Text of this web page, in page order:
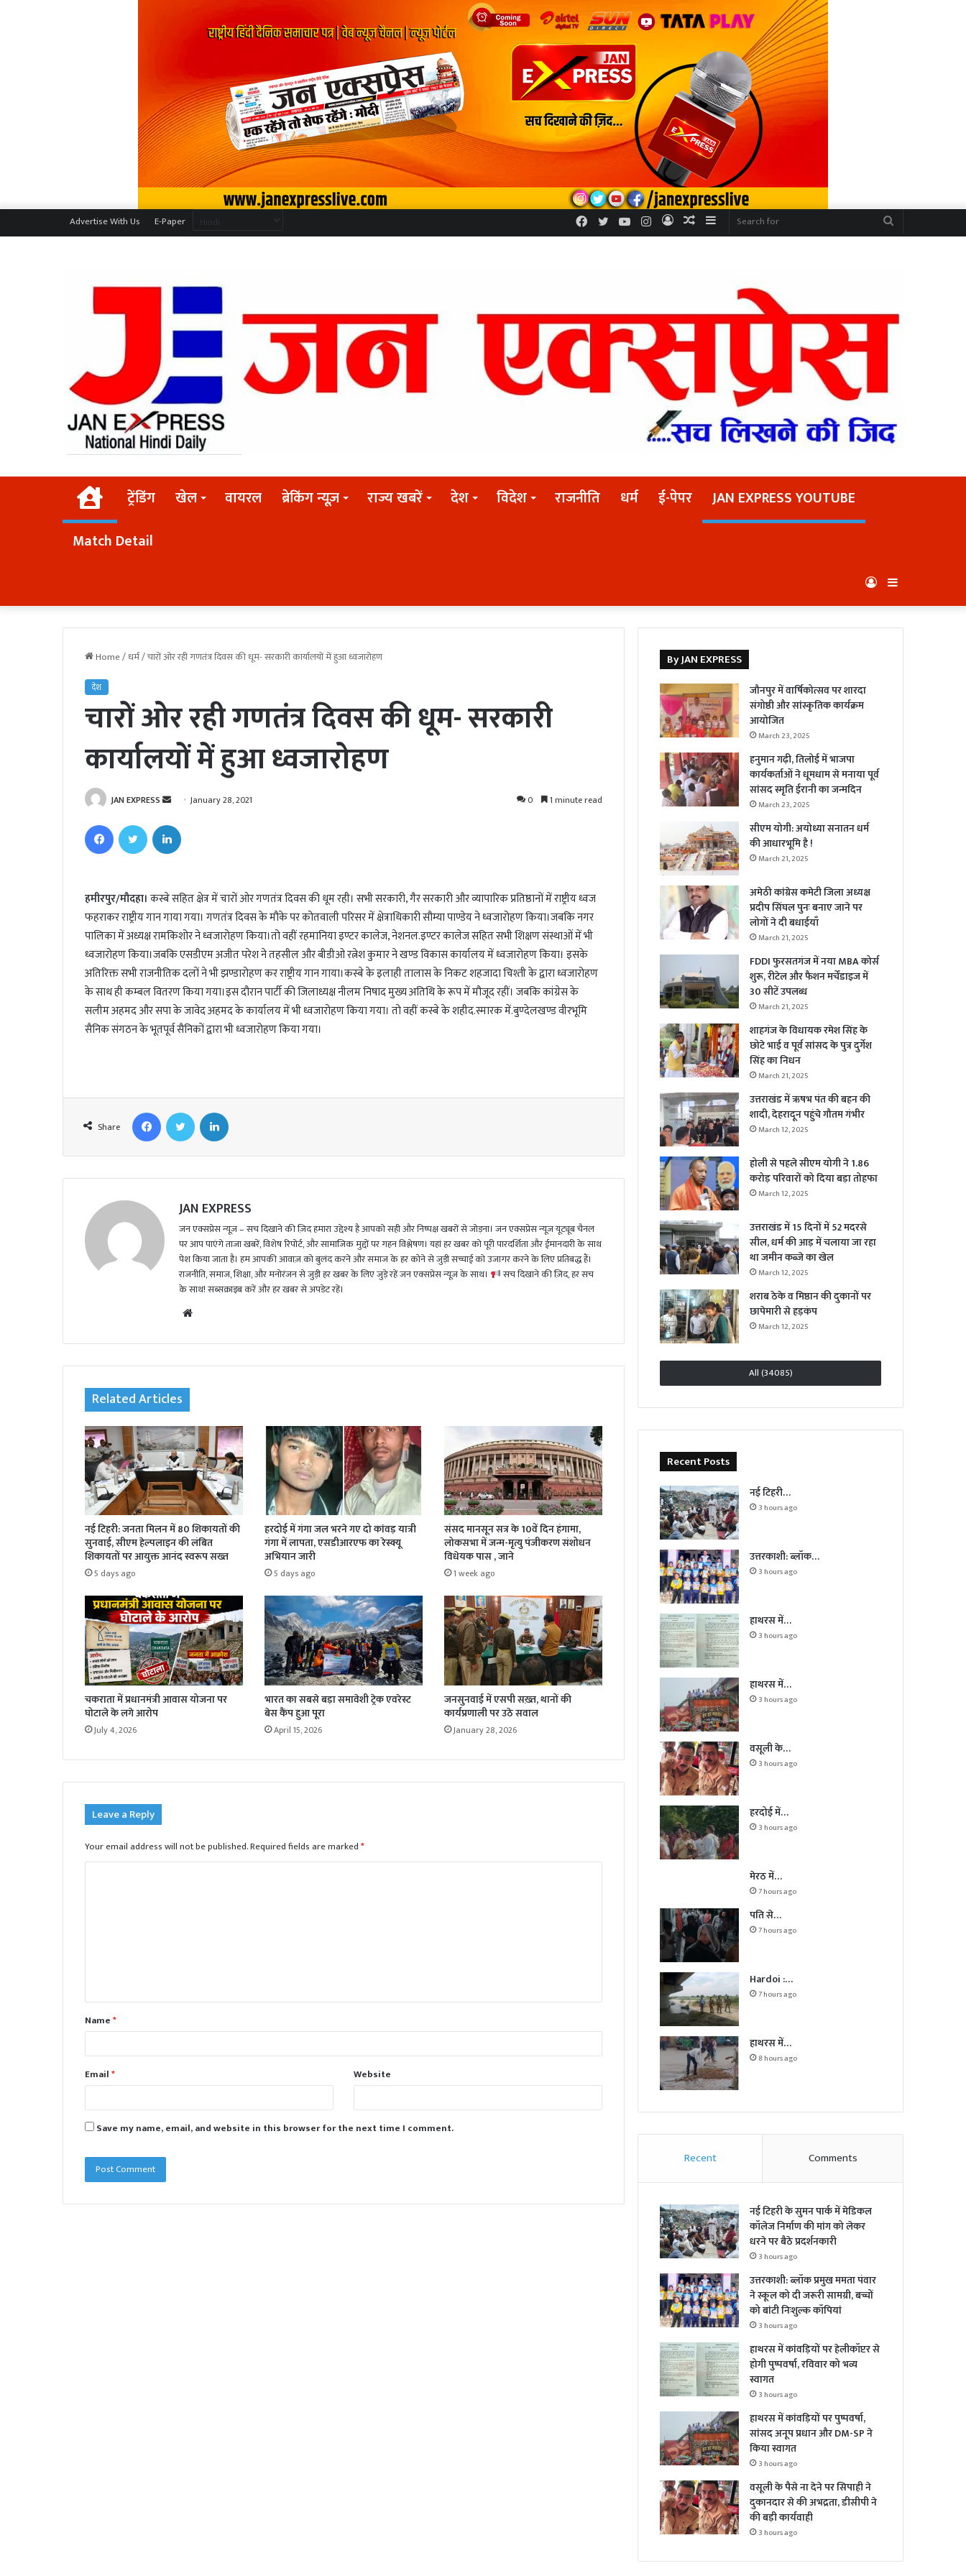
Advertise With Us E-Paper Sidebar
Random
Log
Instagram
YouTube
Twitter
Facebook
Homeट्रेंडिंग खेल वायरल ब्रेकिंग न्यूज़ राज्य खबरें देश विदेश राजनीति धर्म ई-पेपर
JAN EXPRESS YOUTUBE
Match Detail
Log
In
Home/धर्म/चारों ओर रही गणतंत्र दिवस की धूम- सरकारी कार्यालयों में हुआ ध्वजारोहण
देश
चारों ओर रही गणतंत्र दिवस की धूम- सरकारी
कार्यालयों में हुआ ध्वजारोहण
JAN EXPRESS
d
e
m
a
i
l
January 28, 2021 0 1 minute read
हमीरपुर/मौदहा। कस्बे सहित क्षेत्र में चारों ओर गणतंत्र दिवस की धूम रही। सभी सरकारी, गैर सरकारी और व्यापारिक प्रतिष्ठानों में राष्ट्रीय ध्वज
फहराकर राष्ट्रीय गान गाया गया। गणतंत्र दिवस के मौके पर कोतवाली परिसर में क्षेत्राधिकारी सौम्या पाण्डेय ने ध्वजारोहण किया।जबकि नगर
पालिका में अध्यक्ष रामकिशोर ने ध्वजारोहण किया।तो वहीं रहमानिया इण्टर कालेज, नेशनल.इण्टर कालेज सहित सभी शिक्षण संस्थाओं में भी
ध्वजारोहण किया।जबकि एसडीएम अजीत परेश ने तहसील और बीडीओ रत्नेश कुमार ने खण्ड विकास कार्यालय में ध्वजारोहण किया। इसके
अतिरिक्त सभी राजनीतिक दलों ने भी झण्डारोहण कर राष्ट्रीय गान गाया।कस्बे के इलाही तालास के निकट शहजादा चिश्ती के द्वारा ध्वजारोहण
के साथ ही कम्बल वितरण किया गया।इस दौरान पार्टी की जिलाध्यक्ष नीलम निषाद मुख्य अतिथि के रूप में मौजूद रहीं। जबकि कांग्रेस के
सलीम अहमद और सपा के जावेद अहमद के कार्यालय में भी ध्वजारोहण किया गया। तो वहीं कस्बे के शहीद.स्मारक में.बुण्देलखण्ड वीरभूमि
सैनिक संगठन के भूतपूर्व सैनिकों द्वारा भी ध्वजारोहण किया गया।
Share
JAN EXPRESS
जन एक्सप्रेस न्यूज़ – सच दिखाने की ज़िद हमारा उद्देश्य है आपको सही और निष्पक्ष खबरों से जोड़ना। जन एक्सप्रेस न्यूज़ यूट्यूब चैनल
पर आप पाएंगे ताजा खबरें, विशेष रिपोर्ट, और सामाजिक मुद्दों पर गहन विश्लेषण। यहां हर खबर को पूरी पारदर्शिता और ईमानदारी के साथ
पेश किया जाता है। हम आपकी आवाज़ को बुलंद करने और समाज के हर कोने से जुड़ी सच्चाई को उजागर करने के लिए प्रतिबद्ध हैं।
राजनीति, समाज, शिक्षा, और मनोरंजन से जुड़ी हर खबर के लिए जुड़े रहें जन एक्सप्रेस न्यूज़ के साथ।
सच दिखाने की ज़िद, हर सच
के साथ! सब्सक्राइब करें और हर खबर से अपडेट रहें।
te
Related Articles
नई टिहरी: जनता मिलन में 80 शिकायतों की
सुनवाई, सीएम हेल्पलाइन की लंबित
शिकायतों पर आयुक्त आनंद स्वरूप सख्त
5 days ago
हरदोई में गंगा जल भरने गए दो कांवड़ यात्री
गंगा में लापता, एसडीआरएफ का रेस्क्यू
अभियान जारी
5 days ago
संसद मानसून सत्र के 10वें दिन हंगामा,
लोकसभा में जन्म-मृत्यु पंजीकरण संशोधन
विधेयक पास , जाने
1 week ago
चकराता में प्रधानमंत्री आवास योजना पर
घोटाले के लगे आरोप
July 4, 2026
भारत का सबसे बड़ा समावेशी ट्रेक एवरेस्ट
बेस कैंप हुआ पूरा
April 15, 2026
जनसुनवाई में एसपी सख़्त, थानों की
कार्यप्रणाली पर उठे सवाल
January 28, 2026
Leave a Reply
Your email address will not be published.Required fields are marked*
t
*Name*
Email* Website
Save my name, email, and website in this browser for the next time I comment.
By JAN EXPRESS
जौनपुर में वार्षिकोत्सव पर शारदा
संगोष्ठी और सांस्कृतिक कार्यक्रम
आयोजित
March 23, 2025
हनुमान गढ़ी, तिलोई में भाजपा
कार्यकर्ताओं ने धूमधाम से मनाया पूर्व
सांसद स्मृति ईरानी का जन्मदिन
March 23, 2025
सीएम योगी: अयोध्या सनातन धर्म
की आधारभूमि है !
March 21, 2025
अमेठी कांग्रेस कमेटी जिला अध्यक्ष
प्रदीप सिंघल पुनः बनाए जाने पर
लोगों ने दी बधाईयाँ
March 21, 2025
FDDI फुरसतगंज में नया MBA कोर्स
शुरू, रीटेल और फैशन मर्चेंडाइज में
30 सीटें उपलब्ध
March 21, 2025
शाहगंज के विधायक रमेश सिंह के
छोटे भाई व पूर्व सांसद के पुत्र दुर्गेश
सिंह का निधन
March 21, 2025
उत्तराखंड में ऋषभ पंत की बहन की
शादी, देहरादून पहुंचे गौतम गंभीर
March 12, 2025
होली से पहले सीएम योगी ने 1.86
करोड़ परिवारों को दिया बड़ा तोहफा
March 12, 2025
उत्तराखंड में 15 दिनों में 52 मदरसे
सील, धर्म की आड़ में चलाया जा रहा
था जमीन कब्जे का खेल
March 12, 2025
शराब ठेके व मिष्ठान की दुकानों पर
छापेमारी से हड़कंप
March 12, 2025
All (34085)
Recent Posts
नई टिहरी…
3 hours ago
उत्तरकाशी: ब्लॉक…
3 hours ago
हाथरस में…
3 hours ago
हाथरस में…
3 hours ago
वसूली के…
3 hours ago
हरदोई में…
3 hours ago
मेरठ में…
7 hours ago
पति से…
7 hours ago
Hardoi :…
7 hours ago
हाथरस में…
8 hours ago
Recent Comments
नई टिहरी के सुमन पार्क में मेडिकल
कॉलेज निर्माण की मांग को लेकर
धरने पर बैठे प्रदर्शनकारी
3 hours ago
उत्तरकाशी: ब्लॉक प्रमुख ममता पंवार
ने स्कूल को दी जरूरी सामग्री, बच्चों
को बांटी निःशुल्क कॉपियां
3 hours ago
हाथरस में कांवड़ियों पर हेलीकॉप्टर से
होगी पुष्पवर्षा, रविवार को भव्य
स्वागत
3 hours ago
हाथरस में कांवड़ियों पर पुष्पवर्षा,
सांसद अनूप प्रधान और DM-SP ने
किया स्वागत
3 hours ago
वसूली के पैसे ना देने पर सिपाही ने
दुकानदार से की अभद्रता, डीसीपी ने
की बड़ी कार्यवाही
3 hours ago